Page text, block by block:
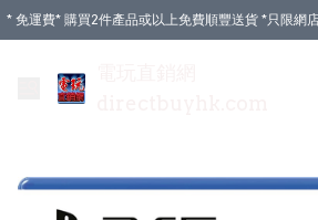
* 免運費* 購買2件產品或以上免費順豐送貨 *只限網